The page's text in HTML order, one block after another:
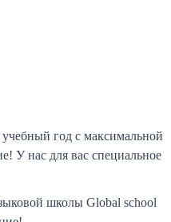
год с максимальной
У нас для вас специальное
школы Global school